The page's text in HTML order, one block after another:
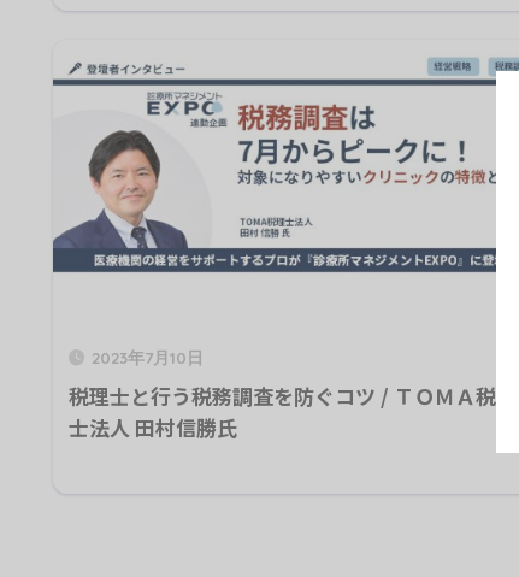
2023年7月10日
税理士と行う税務調査を防ぐコツ / ＴＯＭＡ税理
士法人 田村信勝氏